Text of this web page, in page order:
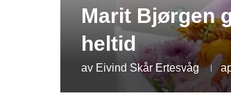
Marit Bjørgen
heltid
av Eivind Skår Ertesvåg